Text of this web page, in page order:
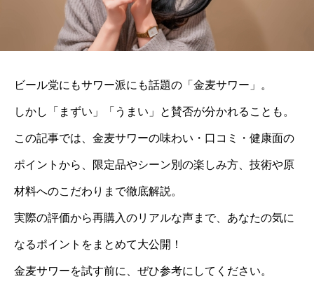
ビール党にもサワー派にも話題の「金麦サワー」。
しかし「まずい」「うまい」と賛否が分かれることも。
この記事では、金麦サワーの味わい・口コミ・健康面の
ポイントから、限定品やシーン別の楽しみ方、技術や原
材料へのこだわりまで徹底解説。
実際の評価から再購入のリアルな声まで、あなたの気に
なるポイントをまとめて大公開！
金麦サワーを試す前に、ぜひ参考にしてください。